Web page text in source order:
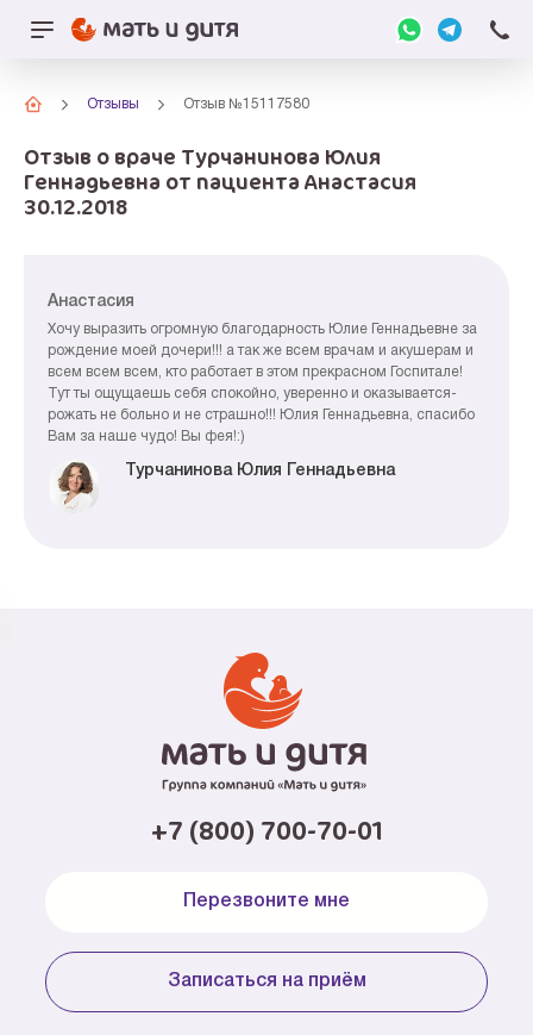
Отзывы Отзыв №15117580
Отзыв о враче Турчанинова Юлия
Геннадьевна от пациента Анастасия
30.12.2018
Анастасия
Хочу выразить огромную благодарность Юлие Геннадьевне за
рождение моей дочери!!! а так же всем врачам и акушерам и
всем всем всем, кто работает в этом прекрасном Госпитале!
Тут ты ощущаешь себя спокойно, уверенно и оказывается-
рожать не больно и не страшно!!! Юлия Геннадьевна, спасибо
Вам за наше чудо! Вы фея!:)
Турчанинова Юлия Геннадьевна
+7 (800) 700-70-01
Перезвоните мне
Записаться на приём